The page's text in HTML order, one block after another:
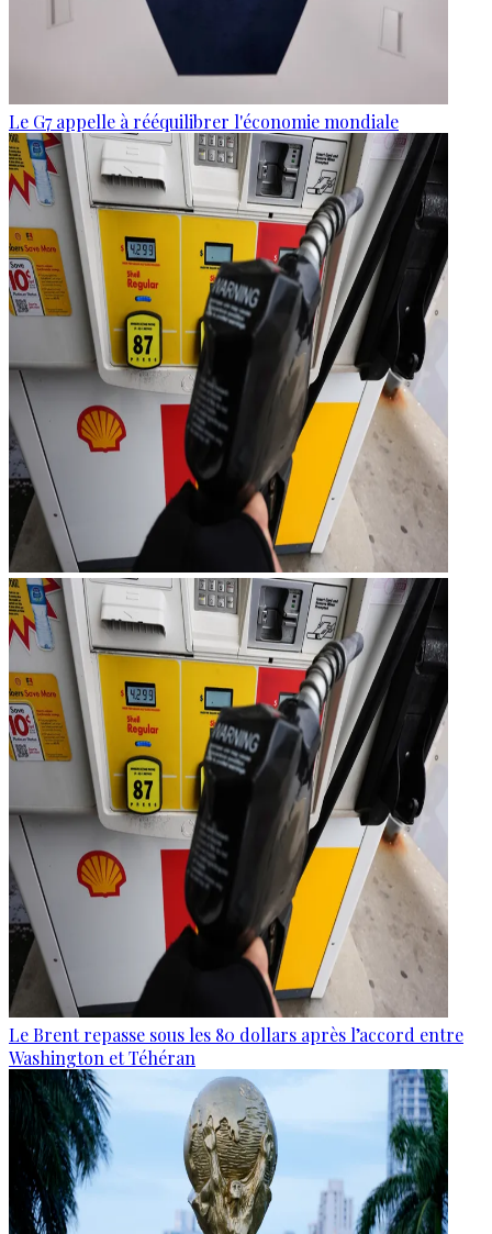
Le G7 appelle à rééquilibrer l'économie mondiale
Le Brent repasse sous les 80 dollars après l’accord entre
Washington et Téhéran